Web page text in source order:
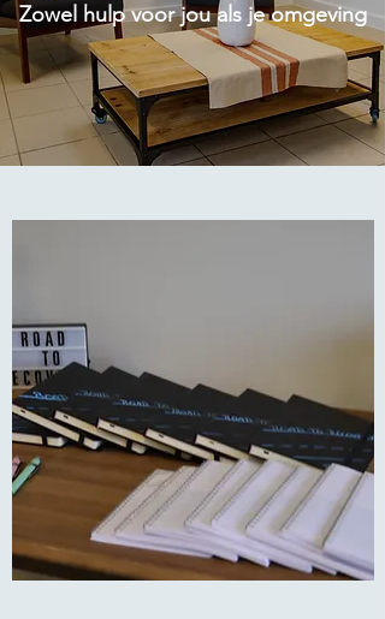
Zowel hulp voor jou als je omgeving